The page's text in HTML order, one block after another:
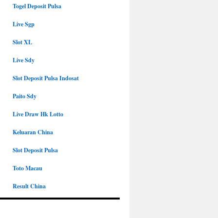
Togel Deposit Pulsa
Live Sgp
Slot XL
Live Sdy
Slot Deposit Pulsa Indosat
Paito Sdy
Live Draw Hk Lotto
Keluaran China
Slot Deposit Pulsa
Toto Macau
Result China